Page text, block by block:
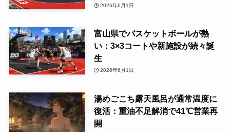
2026年6月1日
富山県でバスケットボールが熱
い：3×3コートや新施設が続々誕
生
2026年6月1日
湯めごこち露天風呂が通常温度に
復活：重油不足解消で41℃営業再
開